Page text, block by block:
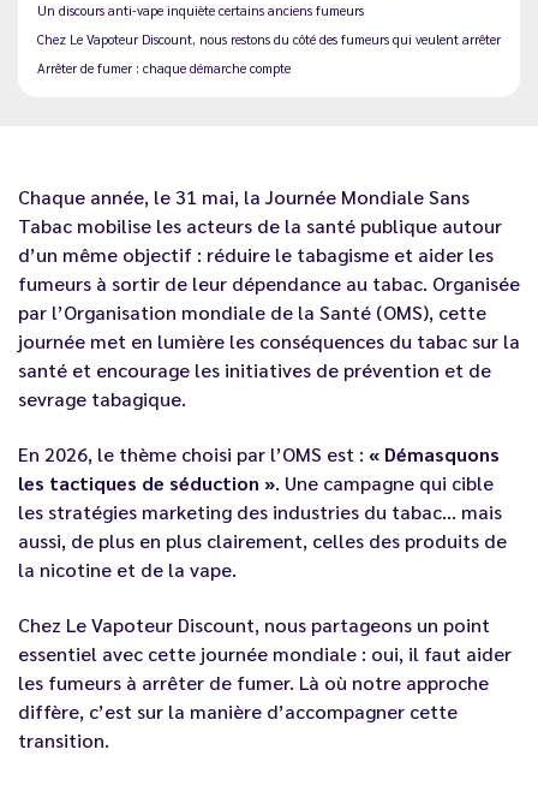
Un discours anti-vape inquiète certains anciens fumeurs
Chez Le Vapoteur Discount, nous restons du côté des fumeurs qui veulent arrêter
Arrêter de fumer : chaque démarche compte
Chaque année, le 31 mai, la Journée Mondiale Sans
Tabac mobilise les acteurs de la santé publique autour
d’un même objectif : réduire le tabagisme et aider les
fumeurs à sortir de leur dépendance au tabac. Organisée
par l’Organisation mondiale de la Santé (OMS), cette
journée met en lumière les conséquences du tabac sur la
santé et encourage les initiatives de prévention et de
sevrage tabagique.
En 2026, le thème choisi par l’OMS est : « Démasquons
les tactiques de séduction ». Une campagne qui cible
les stratégies marketing des industries du tabac… mais
aussi, de plus en plus clairement, celles des produits de
la nicotine et de la vape.
Chez Le Vapoteur Discount, nous partageons un point
essentiel avec cette journée mondiale : oui, il faut aider
les fumeurs à arrêter de fumer. Là où notre approche
diffère, c’est sur la manière d’accompagner cette
transition.